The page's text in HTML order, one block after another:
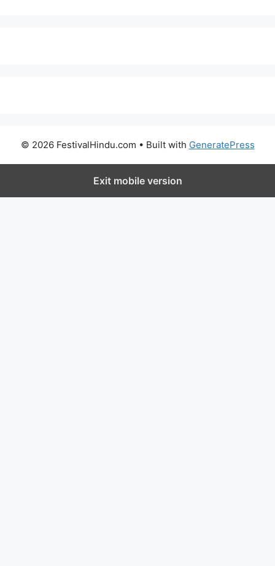
© 2026 FestivalHindu.com • Built with GeneratePress
Exit mobile version